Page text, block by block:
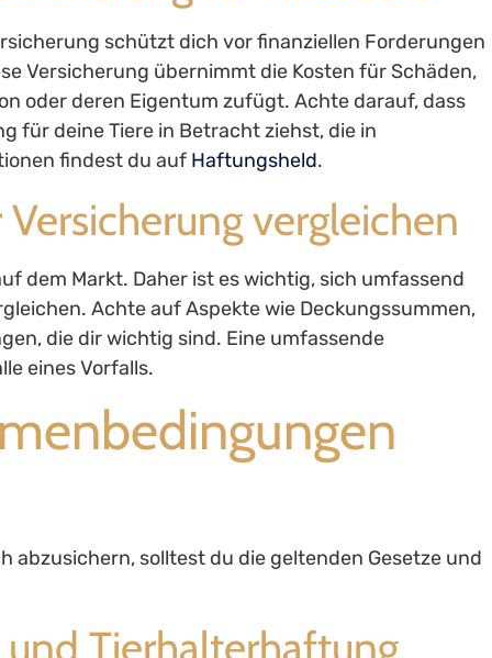
schützt dich vor finanziellen Forderungen
Versicherung übernimmt die Kosten für Schäden,
oder deren Eigentum zufügt. Achte darauf, dass
für deine Tiere in Betracht ziehst, die in
findest du auf Haftungsheld.
vergleichen
dem Markt. Daher ist es wichtig, sich umfassend
Achte auf Aspekte wie Deckungssummen,
die dir wichtig sind. Eine umfassende
eines Vorfalls.
abzusichern, solltest du die geltenden Gesetze und
und Tierhalterhaftung